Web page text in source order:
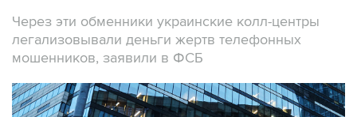
Через эти обменники украинские колл-центры
легализовывали деньги жертв телефонных
мошенников, заявили в ФСБ